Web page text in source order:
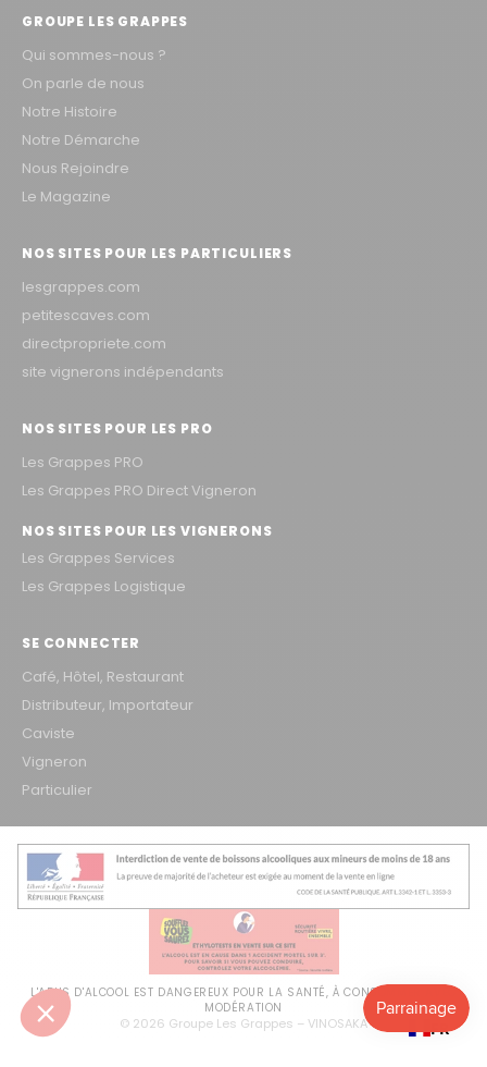
GROUPE LES GRAPPES
Qui sommes-nous ?
On parle de nous
Notre Histoire
Notre Démarche
Nous Rejoindre
Le Magazine
NOS SITES POUR LES PARTICULIERS
lesgrappes.com
petitescaves.com
directpropriete.com
site vignerons indépendants
NOS SITES POUR LES PRO
Les Grappes PRO
Les Grappes PRO Direct Vigneron
NOS SITES POUR LES VIGNERONS
Les Grappes Services
Les Grappes Logistique
SE CONNECTER
Café, Hôtel, Restaurant
Distributeur, Importateur
Caviste
Vigneron
Particulier
L'ABUS D'ALCOOL EST DANGEREUX POUR LA SANTÉ, À CONSOMMER AVEC
MODÉRATION
© 2026 Groupe Les Grappes – VINOSAKA FR